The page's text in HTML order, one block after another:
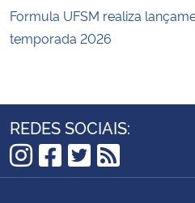
Formula UFSM realiza
temporada 2026
REDES SOCIAIS:
Instagram
Facebook
Twitter
RSS